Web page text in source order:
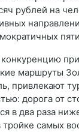
рублей на
маршруты
привлекают
дорога от
в два раза
самых